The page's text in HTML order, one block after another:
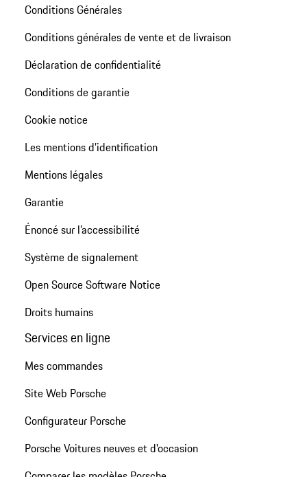
Conditions Générales
Conditions générales de vente et de livraison
Déclaration de confidentialité
Conditions de garantie
Cookie notice
Les mentions d’identification
Mentions légales
Garantie
Énoncé sur l’accessibilité
Système de signalement
Open Source Software Notice
Droits humains
Services en ligne
Mes commandes
Site Web Porsche
Configurateur Porsche
Porsche Voitures neuves et d'occasion